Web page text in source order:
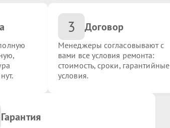
3 Договор
Менеджеры согласовывают с
вами все условия ремонта:
стоимость, сроки, гарантийные
условия.
Гарантия